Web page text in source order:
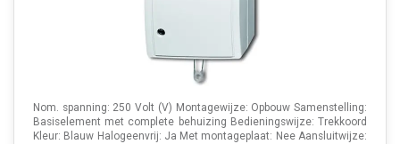
Nom. spanning: 250 Volt (V) Montagewijze: Opbouw Samenstelling:
Basiselement met complete behuizing Bedieningswijze: Trekkoord
Kleur: Blauw Halogeenvrij: Ja Met montageplaat: Nee Aansluitwijze: